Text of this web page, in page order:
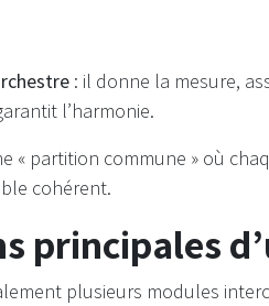
: il donne la mesure,
l’harmonie.
« partition commune » où
cohérent.
principales
plusieurs modules